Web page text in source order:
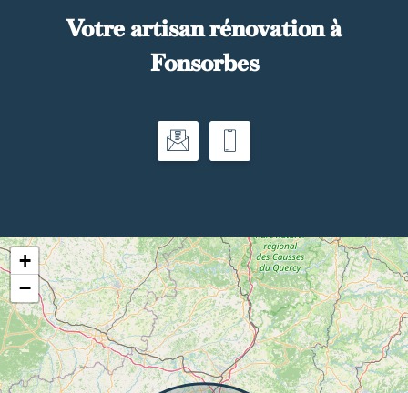
Votre artisan rénovation à
Fonsorbes
+
−